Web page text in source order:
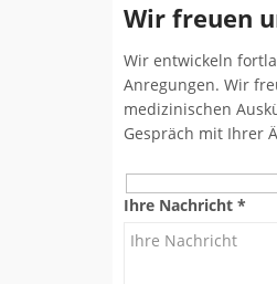
Wir freuen
Wir entwickeln
Anregungen. Wir
medizinischen
Gespräch mit Ihrer
Ihre Nachricht *